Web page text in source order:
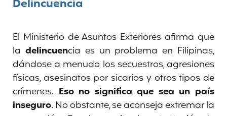
Delincuencia
El Ministerio de Asuntos Exteriores afirma que
la delincuencia es un problema en Filipinas,
dándose a menudo los secuestros, agresiones
físicas, asesinatos por sicarios y otros tipos de
crímenes. Eso no significa que sea un país
inseguro. No obstante, se aconseja extremar la